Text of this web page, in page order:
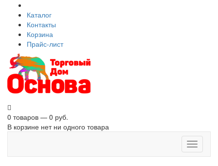
Каталог
Контакты
Корзина
Прайс-лист
0 товаров — 0 руб.
В корзине нет ни одного товара
Toggle